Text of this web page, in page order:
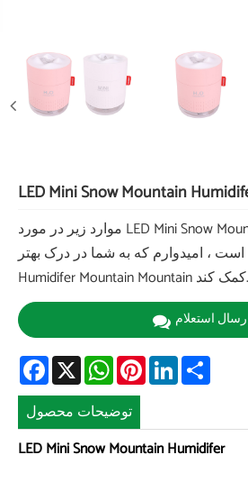
LED Mini Snow Mountain
موارد زیر در مورد LED Mini Snow Mountain Humidifer مربوط
است ، امیدوارم که به شما در درک بهتر LED Mini Snow
Humidifer Mountain Mountain کمک کند.
استعلام
Facebook
X WhatsAppPinterestLinkedIn
توضیحات محصول
LED Mini Snow Mountain Humidifer